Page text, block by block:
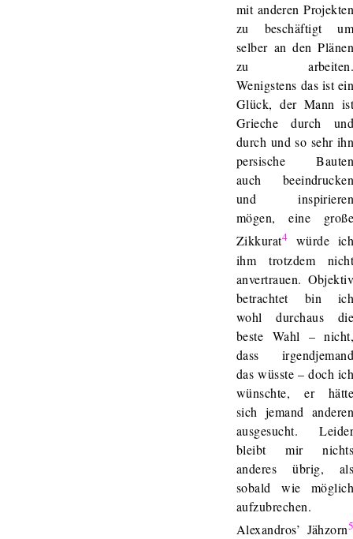
mit anderen
zu beschäftigt
selber an den
zu
Wenigstens das ist
Glück, der Mann
Grieche durch
durch und so sehr
persische
auch
und
mögen, eine
Zikkurat4
würde
ihm trotzdem
anvertrauen.
betrachtet bin
wohl durchaus
beste Wahl –
dass
das wüsste – doch
wünschte, er
sich jemand
ausgesucht.
bleibt mir
anderes übrig,
sobald wie
aufzubrechen.
Alexandros’ Jähzorn